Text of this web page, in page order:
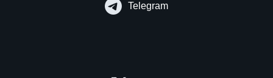
Telegram